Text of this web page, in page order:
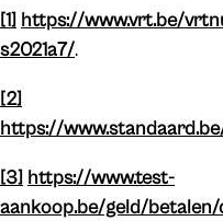
[1] https://www.vrt.be/
s2021a7/.
[2]
https://
[3] https://www.test-
aankoop.be/geld/